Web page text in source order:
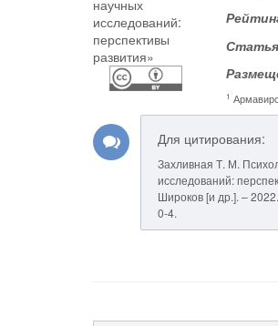
1
Для цитирования:
Захливная Т. М.
исследований:
Широков [и др.]. –
0-4.